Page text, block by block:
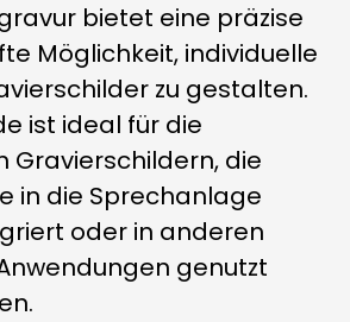
bietet eine präzise
Möglichkeit, individuelle
zu gestalten.
ist ideal für die
Gravierschildern, die
in die Sprechanlage
oder in anderen
genutzt